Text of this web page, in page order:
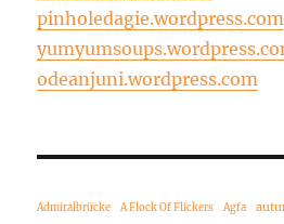
pinholedagie.wordpress.com
odeanjuni.wordpress.com
Admiralbrücke A Flock Of Flickers Agfa